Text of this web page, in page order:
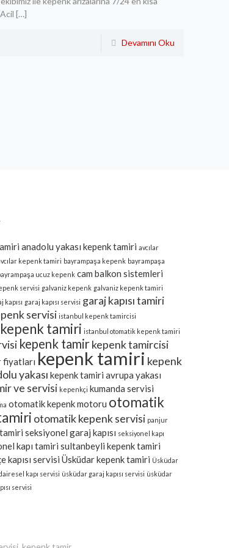
[…]
Devamını Oku
anadolu yakası kepenk tamiri avcılar
kepenk tamiri bayrampaşa kepenk bayrampaşa
ucuz kepenk cam balkon sistemleri
servisi galvaniz kepenk galvaniz kepenk tamiri
kapısı garaj kapısı servisi garaj kapısı tamiri
servisi istanbul kepenk tamircisi
tamiri istanbul otomatik kepenk tamiri
kepenk tamirkepenk tamircisi
fiyatları kepenk tamiri kepenk
yakası kepenk tamiri avrupa yakası
ve servisi kepenkçi kumanda servisi
otomatik kepenk motoru otomatik
otomatik kepenk servisi panjur
seksiyonel garaj kapısı seksiyonel kapı
kapı tamiri sultanbeyli kepenk tamiri
kapısı servisi Üsküdar kepenk tamiri Üsküdar
kapı servisi üsküdar garaj kapısı servisi üsküdar
servisi